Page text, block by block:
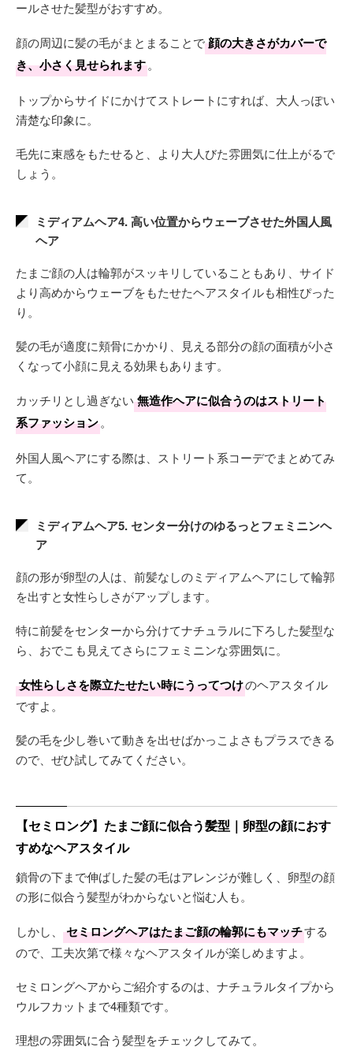
ールさせた髪型がおすすめ。
顔の周辺に髪の毛がまとまることで顔の大きさがカバーで
き、小さく見せられます。
トップからサイドにかけてストレートにすれば、大人っぽい
清楚な印象に。
毛先に束感をもたせると、より大人びた雰囲気に仕上がるで
しょう。
ミディアムヘア4. 高い位置からウェーブさせた外国人風
ヘア
たまご顔の人は輪郭がスッキリしていることもあり、サイド
より高めからウェーブをもたせたヘアスタイルも相性ぴった
り。
髪の毛が適度に頬骨にかかり、見える部分の顔の面積が小さ
くなって小顔に見える効果もあります。
カッチリとし過ぎない 無造作ヘアに似合うのはストリート
系ファッション。
外国人風ヘアにする際は、ストリート系コーデでまとめてみ
て。
ミディアムヘア5. センター分けのゆるっとフェミニンヘ
ア
顔の形が卵型の人は、前髪なしのミディアムヘアにして輪郭
を出すと女性らしさがアップします。
特に前髪をセンターから分けてナチュラルに下ろした髪型な
ら、おでこも見えてさらにフェミニンな雰囲気に。
女性らしさを際立たせたい時にうってつけのヘアスタイル
ですよ。
髪の毛を少し巻いて動きを出せばかっこよさもプラスできる
ので、ぜひ試してみてください。
【セミロング】たまご顔に似合う髪型｜卵型の顔におす
すめなヘアスタイル
鎖骨の下まで伸ばした髪の毛はアレンジが難しく、卵型の顔
の形に似合う髪型がわからないと悩む人も。
しかし、 セミロングヘアはたまご顔の輪郭にもマッチする
ので、工夫次第で様々なヘアスタイルが楽しめますよ。
セミロングヘアからご紹介するのは、ナチュラルタイプから
ウルフカットまで4種類です。
理想の雰囲気に合う髪型をチェックしてみて。